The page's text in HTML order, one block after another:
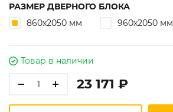
РАЗМЕР ДВЕРНОГО БЛОКА
860х2050 мм
960х2050 мм
Товар в наличии
23 171 ₽